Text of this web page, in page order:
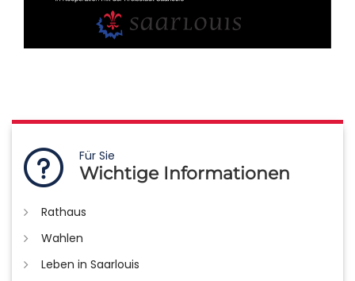
Für Sie
Wichtige Informationen
Rathaus
Wahlen
Leben in Saarlouis